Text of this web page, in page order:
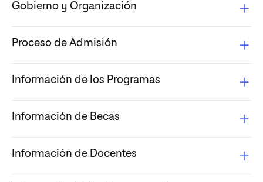
Gobierno y Organización
Proceso de Admisión
Información de los Programas
Información de Becas
Información de Docentes